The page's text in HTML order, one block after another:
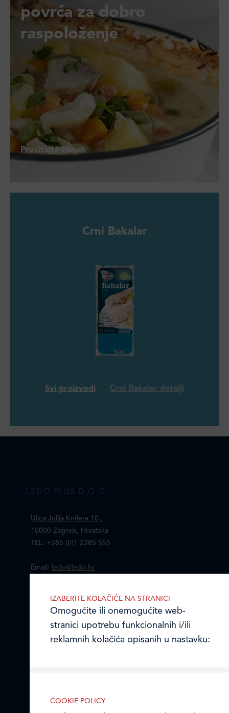
povrća za dobro
raspoloženje
Pročitajte članak
Crni Bakalar
Svi proizvodi Crni Bakalar detalji
LEDO PLUS D.O.O.
Ulica Julija Knifera 10 ,
10000 Zagreb, Hrvatska
TEL: +385 (0)1 2385 555
Email:
ledo@ledo.hr
Ledo Hrvatska
Prodajni centri
COOKIE POLICY
IZABERITE KOLAČIĆE NA STRANICI
Omogućite ili onemogućite web-
stranici upotrebu funkcionalnih i/ili
reklamnih kolačića opisanih u nastavku: